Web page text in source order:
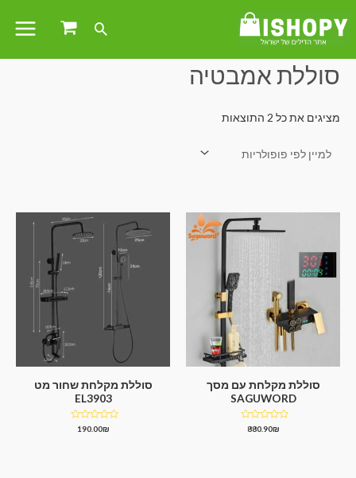
עמוד הבית/ מוצרים המתויגים “סוללת אמבטיה”
סוללת אמבטיה
מציגים את כל ⁦2⁩ התוצאות
סוללת מקלחת עם מסך
SAGUWORD
דורג880.90₪
סוללת מקלחת שחור מט
EL3903
דורג190.00₪